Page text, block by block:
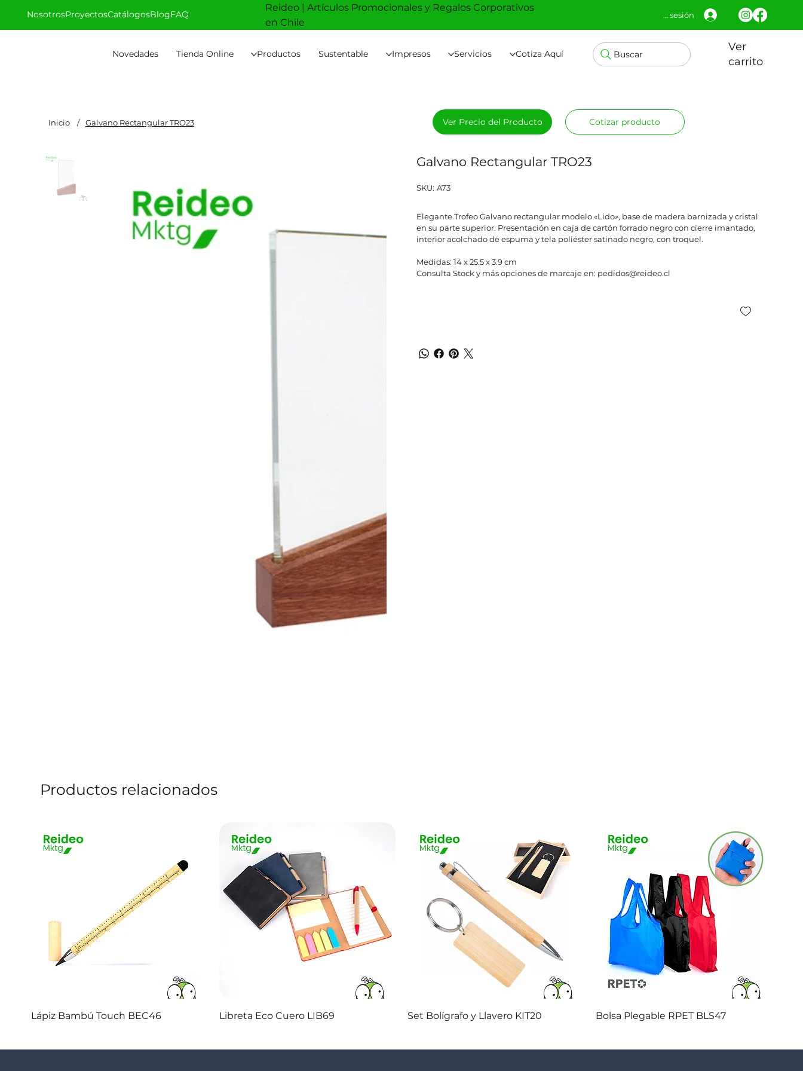
Novedades Tienda Online Productos Sustentable Impresos Servicios Cotiza Aquí Buscar
Ver
carrito
NosotrosProyectosCatálogosBlogFAQ
Reideo | Artículos Promocionales y Regalos Corporativos
en Chile
Iniciar sesión
Inicio / Galvano Rectangular TRO23
Galvano Rectangular TRO23
SKU:
SKU
A73
A73
Elegante Trofeo Galvano rectangular modelo «Lido», base de madera barnizada y cristal
en su parte superior. Presentación en caja de cartón forrado negro con cierre imantado,
interior acolchado de espuma y tela poliéster satinado negro, con troquel.
Medidas: 14 x 25.5 x 3.9 cm
Consulta Stock y más opciones de marcaje en: pedidos@reideo.cl
Ver Precio del Producto Cotizar producto
Productos relacionados
Vista rápida
Lápiz Bambú Touch BEC46 Vista rápida
Libreta Eco Cuero LIB69 Vista rápida
Set Bolígrafo y Llavero KIT20 Vista rápida
Bolsa Plegable RPET BLS47